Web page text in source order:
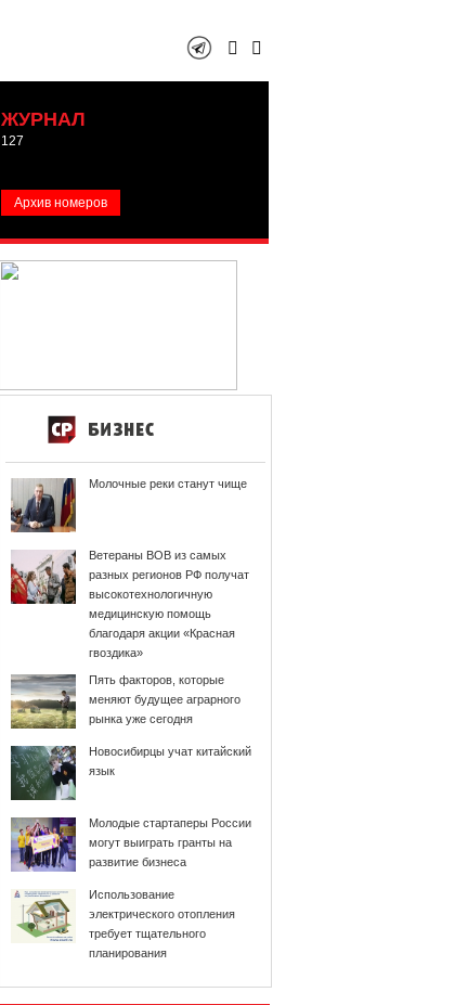
ЖУРНАЛ
127
Архив номеров
Молочные реки станут чище
Ветераны ВОВ из самых
разных регионов РФ получат
высокотехнологичную
медицинскую помощь
благодаря акции «Красная
гвоздика»
Пять факторов, которые
меняют будущее аграрного
рынка уже сегодня
Новосибирцы учат китайский
язык
Молодые стартаперы России
могут выиграть гранты на
развитие бизнеса
Использование
электрического отопления
требует тщательного
планирования